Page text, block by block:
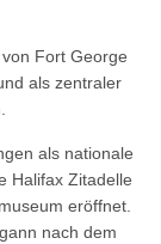
Fort George
als zentraler
als nationale
Halifax Zitadelle
eröffnet.
nach dem